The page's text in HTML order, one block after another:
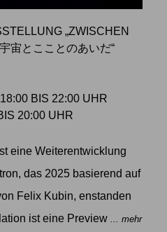
„ZWISCHEN
宙とこことのあいだ“
BIS 22:00 UHR
20:00 UHR
eine Weiterentwicklung
das 2025 basierend auf
Felix Kubin, enstanden
ist eine Preview ... mehr